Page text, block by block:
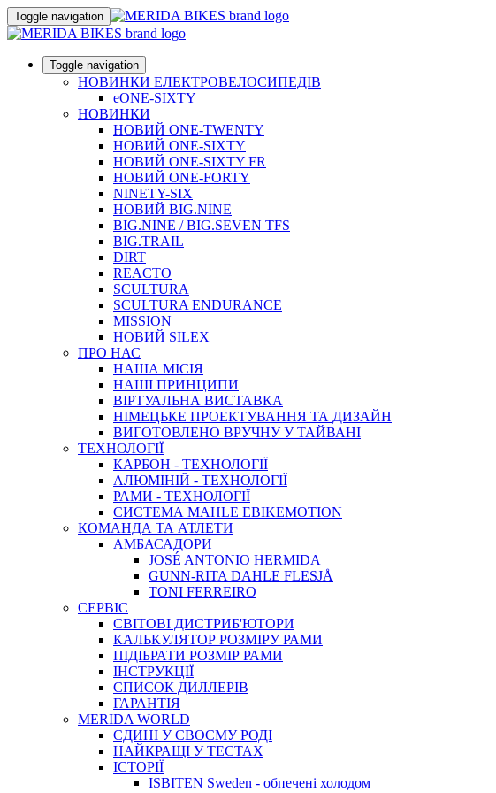
Toggle navigation
Toggle navigation
НОВИНКИ ЕЛЕКТРОВЕЛОСИПЕДІВ
eONE-SIXTY
НОВИНКИ
НОВИЙ ONE-TWENTY
НОВИЙ ONE-SIXTY
НОВИЙ ONE-SIXTY FR
НОВИЙ ONE-FORTY
NINETY-SIX
НОВИЙ BIG.NINE
BIG.NINE / BIG.SEVEN TFS
BIG.TRAIL
DIRT
REACTO
SCULTURA
SCULTURA ENDURANCE
MISSION
НОВИЙ SILEX
ПРО НАС
НАША МICIЯ
НАШI ПРИНЦИПИ
ВIРТУАЛЬНА ВИСТАВКА
НІМЕЦЬКЕ ПРОЕКТУВАННЯ ТА ДИЗАЙН
ВИГОТОВЛЕНО ВРУЧНУ У ТАЙВАНІ
ТЕХНОЛОГІЇ
КАРБОН - ТЕХНОЛОГІЇ
АЛЮМІНІЙ - ТЕХНОЛОГІЇ
РАМИ - ТЕХНОЛОГІЇ
СИСТЕМА MAHLE EBIKEMOTION
КОМАНДА ТА АТЛЕТИ
АМБАСАДОРИ
JOSÉ ANTONIO HERMIDA
GUNN-RITA DAHLE FLESJÅ
TONI FERREIRO
СЕРВІС
СВІТОВІ ДИСТРИБ'ЮТОРИ
КАЛЬКУЛЯТОР РОЗМIРУ РАМИ
ПІДІБРАТИ РОЗМІР РАМИ
IНСТРУКЦIЇ
СПИСОК ДИЛЛЕРІВ
ГАРАНТIЯ
MERIDA WORLD
ЄДИНI У СВОЄМУ РОДI
НАЙКРАЩІ У ТЕСТАХ
ІСТОРІЇ
ISBITEN Sweden - обпечені холодом